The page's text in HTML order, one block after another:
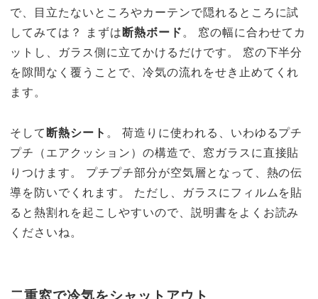
で、目立たないところやカーテンで隠れるところに試
してみては？ まずは 断熱ボード 。 窓の幅に合わせてカ
ットし、ガラス側に立てかけるだけです。 窓の下半分
を隙間なく覆うことで、冷気の流れをせき止めてくれ
ます。
そして 断熱シート 。 荷造りに使われる、いわゆるプチ
プチ（エアクッション）の構造で、窓ガラスに直接貼
りつけます。 プチプチ部分が空気層となって、熱の伝
導を防いでくれます。 ただし、ガラスにフィルムを貼
ると熱割れを起こしやすいので、説明書をよくお読み
くださいね。
二重窓で冷気をシャットアウト